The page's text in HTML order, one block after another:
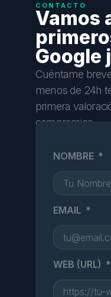
CONTACTO
Vamos
Google
Cuéntame
menos de 24h
primera
compromiso.
NOMBRE
EMAIL
WEB (URL)